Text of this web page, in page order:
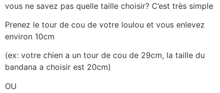
vous ne savez pas quelle taille choisir? C’est très simple
Prenez le tour de cou de votre loulou et vous enlevez
environ 10cm
(ex: votre chien a un tour de cou de 29cm, la taille du
bandana a choisir est 20cm)
OU